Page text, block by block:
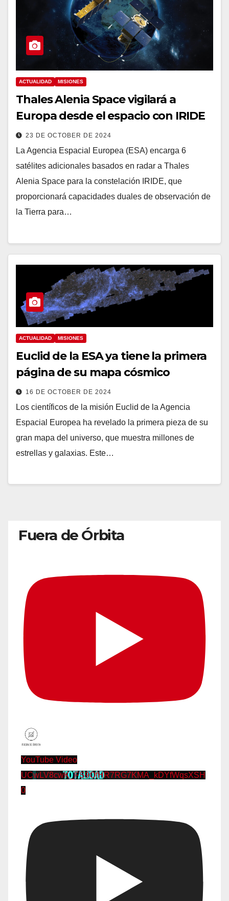
ACTUALIDAD MISIONES
Thales Alenia Space vigilará a
Europa desde el espacio con IRIDE
23 DE OCTOBER DE 2024
La Agencia Espacial Europea (ESA) encarga 6
satélites adicionales basados en radar a Thales
Alenia Space para la constelación IRIDE, que
proporcionará capacidades duales de observación de
la Tierra para…
ACTUALIDAD MISIONES
Euclid de la ESA ya tiene la primera
página de su mapa cósmico
16 DE OCTOBER DE 2024
Los científicos de la misión Euclid de la Agencia
Espacial Europea ha revelado la primera pieza de su
gran mapa del universo, que muestra millones de
estrellas y galaxias. Este…
Fuera de Órbita
YouTube Video
UCwLV8cwK_FS9OfHR7RG7KMA_kDYfWqsXSH
0